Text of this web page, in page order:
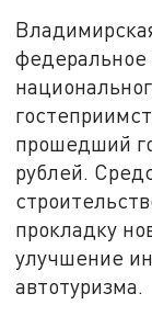
федеральное
прошедший
рублей.
прокладку
улучшение
автотуризма.